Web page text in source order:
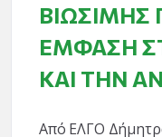
ΒΙΏΣΙΜΗΣ
ΈΜΦΑΣΗ
ΚΑΙ ΤΗΝ
Από ΕΛΓΟ